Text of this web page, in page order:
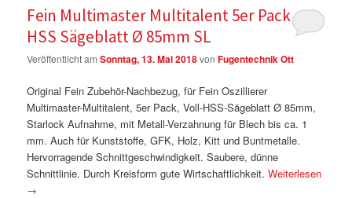
Fein Multimaster Multitalent 5er Pack Voll
HSS Sägeblatt Ø 85mm SL
Veröffentlicht amSonntag, 13. Mai 2018vonFugentechnik Ott
Original Fein Zubehör-Nachbezug, für Fein Oszillierer
Multimaster-Multitalent, 5er Pack, Voll-HSS-Sägeblatt Ø 85mm,
Starlock Aufnahme, mit Metall-Verzahnung für Blech bis ca. 1
mm. Auch für Kunststoffe, GFK, Holz, Kitt und Buntmetalle.
Hervorragende Schnittgeschwindigkeit. Saubere, dünne
Schnittlinie. Durch Kreisform gute Wirtschaftlichkeit.Weiterlesen
→